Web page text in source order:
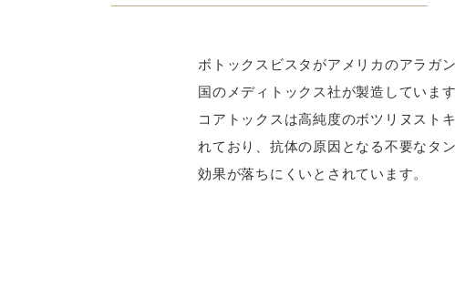
ボトックスビスタがアメリカのアラガ
国のメディトックス社が製造しています
コアトックスは高純度のボツリヌスト
れており、抗体の原因となる不要なタ
効果が落ちにくいとされています。